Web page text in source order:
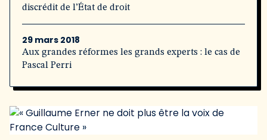
discrédit de l’État de droit
29 mars 2018
Aux grandes réformes les grands experts : le cas de
Pascal Perri